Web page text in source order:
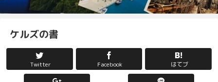
ケルズの書
Twitter Facebook はてブ